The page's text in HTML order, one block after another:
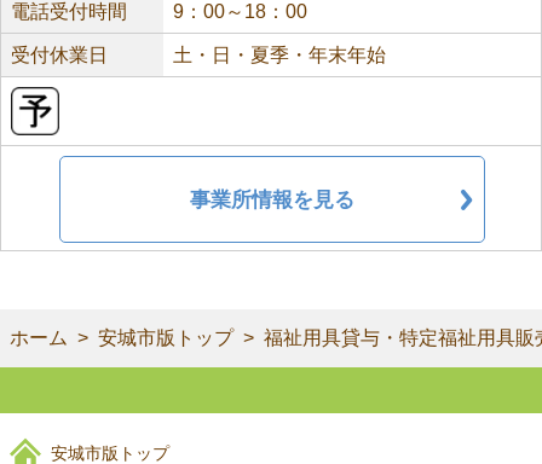
電話受付時間 9：00～18：00
受付休業日 土・日・夏季・年末年始
事業所情報を見る
ホーム 安城市版トップ 福祉用具貸与・特定福祉用具販
安城市版トップ